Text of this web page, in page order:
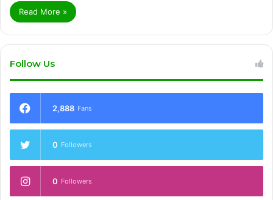
Read More »
Follow Us
2,888 Fans
0 Followers
0 Followers